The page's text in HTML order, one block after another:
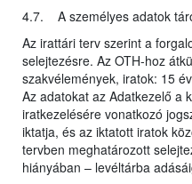
4.7. A személyes adatok
Az irattári terv szerint a
selejtezésre. Az OTH-hoz
szakvélemények, iratok: 15 év
Az adatokat az Adatkezelő a
iratkezelésére vonatkozó
iktatja, és az iktatott iratok
tervben meghatározott
hiányában – levéltárba